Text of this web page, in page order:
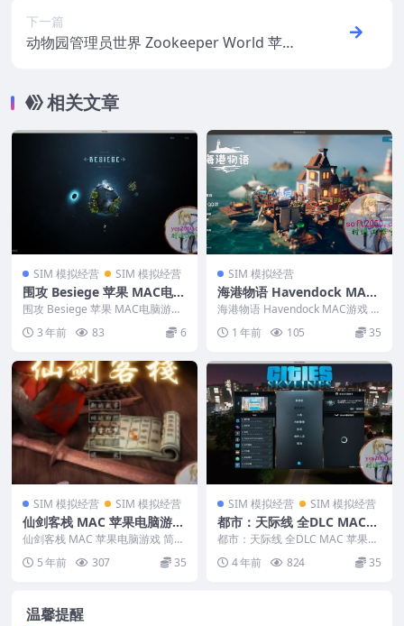
下一篇
动物园管理员世界 Zookeeper World 苹果
相关文章
SIM 模拟经营 SIM 模拟经营
围攻 Besiege 苹果 MAC电脑
游戏 原生中文版
围攻 Besiege 苹果 MAC电脑游戏
3 年前 83 6
SIM 模拟经营
海港物语 Havendock MAC
游戏 苹果电脑游戏 适配系统
macOS 15.0 Sequoia
海港物语 Havendock MAC游戏 苹
果电脑游戏 适配系统macOS 15...
1 年前 105 35
SIM 模拟经营 SIM 模拟经营
仙剑客栈 MAC 苹果电脑游戏
简体中文版 支援12 13 14 15
适用于APPLE CPU
仙剑客栈 MAC 苹果电脑游戏 简体
中文版 支援12 13 14 15适用于A
P... 5 年前 307 35
SIM 模拟经营 SIM 模拟经营
都市：天际线 全DLC MAC
苹果电脑游戏 简体中文版 支
援12 13 14 15
都市：天际线 全DLC MAC 苹果电
脑游戏 简体中文版 支援12 13 14
... 4 年前 824 35
温馨提醒